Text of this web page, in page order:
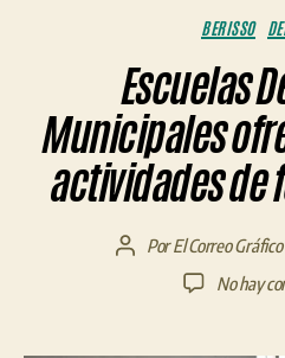
BERISSO
Escuelas
Municipales
actividades de
AutorPorEl Correo Gráfico
No hay